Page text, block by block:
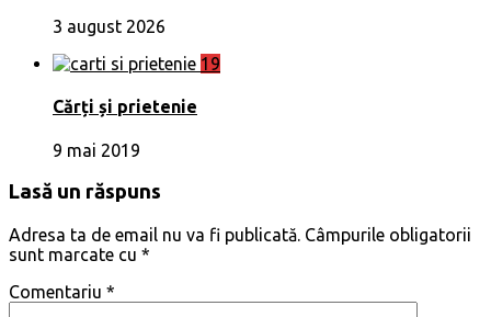
3 august 2026
19
Cărți și prietenie
9 mai 2019
Lasă un răspuns
Adresa ta de email nu va fi publicată. Câmpurile obligatorii
sunt marcate cu *
Comentariu *